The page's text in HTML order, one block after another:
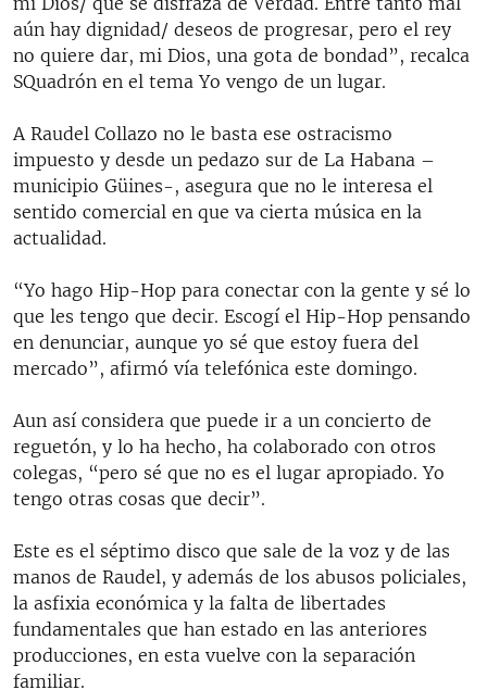
aún hay dignidad/ deseos de progresar, pero el rey
no quiere dar, mi Dios, una gota de bondad”, recalca
SQuadrón en el tema Yo vengo de un lugar.
A Raudel Collazo no le basta ese ostracismo
impuesto y desde un pedazo sur de La Habana –
municipio Güines-, asegura que no le interesa el
sentido comercial en que va cierta música en la
actualidad.
“Yo hago Hip-Hop para conectar con la gente y sé lo
que les tengo que decir. Escogí el Hip-Hop pensando
en denunciar, aunque yo sé que estoy fuera del
mercado”, afirmó vía telefónica este domingo.
Aun así considera que puede ir a un concierto de
reguetón, y lo ha hecho, ha colaborado con otros
colegas, “pero sé que no es el lugar apropiado. Yo
tengo otras cosas que decir”.
Este es el séptimo disco que sale de la voz y de las
manos de Raudel, y además de los abusos policiales,
la asfixia económica y la falta de libertades
fundamentales que han estado en las anteriores
producciones, en esta vuelve con la separación
familiar.